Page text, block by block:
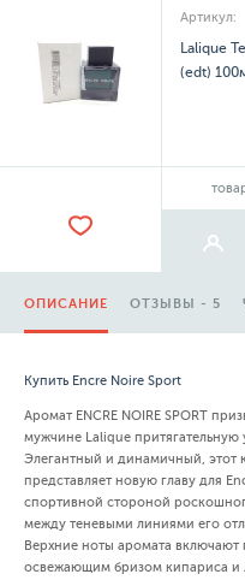
Артикул:
Lalique
(edt)
ОПИСАНИЕ ОТЗЫВЫ - 5
Купить Encre Noire Sport
Аромат ENCRE NOIRE SPORT
мужчине Lalique притягательную
Элегантный и динамичный, этот
представляет новую главу для
спортивной стороной
между теневыми линиями его
Верхние ноты аромата
освежающим бризом кипариса и